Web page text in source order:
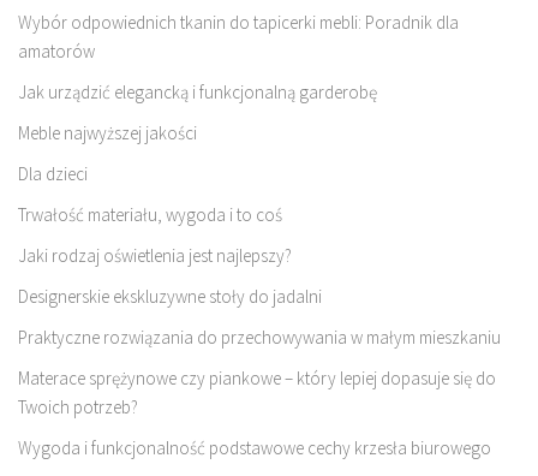
Wybór odpowiednich tkanin do tapicerki mebli: Poradnik dla
amatorów
Jak urządzić elegancką i funkcjonalną garderobę
Meble najwyższej jakości
Dla dzieci
Trwałość materiału, wygoda i to coś
Jaki rodzaj oświetlenia jest najlepszy?
Designerskie ekskluzywne stoły do jadalni
Praktyczne rozwiązania do przechowywania w małym mieszkaniu
Materace sprężynowe czy piankowe – który lepiej dopasuje się do
Twoich potrzeb?
Wygoda i funkcjonalność podstawowe cechy krzesła biurowego